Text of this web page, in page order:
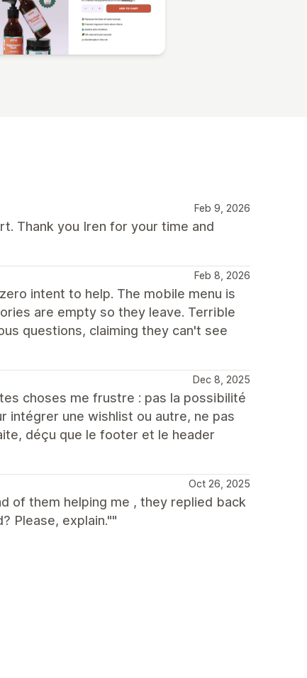
Feb 9, 2026
Thank you Iren for your time and
Feb 8, 2026
intent to help. The mobile menu is
are empty so they leave. Terrible
questions, claiming they can't see
Dec 8, 2025
choses me frustre : pas la possibilité
intégrer une wishlist ou autre, ne pas
déçu que le footer et le header
Oct 26, 2025
of them helping me , they replied back
Please, explain.""